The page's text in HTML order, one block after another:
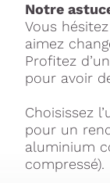
Notre
Vous
aimez
Profitez
pour avoir
Choisissez
pour un
aluminium
compressé).